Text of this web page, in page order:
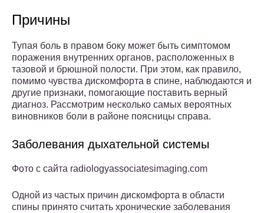
Причины
Тупая боль в правом боку может быть симптомом
поражения внутренних органов, расположенных в
тазовой и брюшной полости. При этом, как правило,
помимо чувства дискомфорта в спине, наблюдаются и
другие признаки, помогающие поставить верный
диагноз. Рассмотрим несколько самых вероятных
виновников боли в районе поясницы справа.
Заболевания дыхательной системы
Фото с сайта radiologyassociatesimaging.com
Одной из частых причин дискомфорта в области
спины принято считать хронические заболевания